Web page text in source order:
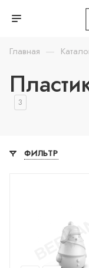
Главная —
3
ФИЛЬТР